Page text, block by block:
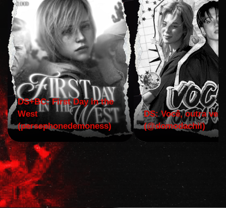
DS+BC: First Day in the
West
(persephonedemoness)
DS: Você, outra vez!
(@domodachii)